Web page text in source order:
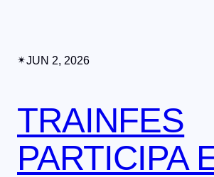
✴︎JUN 2, 2026
TRAINFES
PARTICIPA